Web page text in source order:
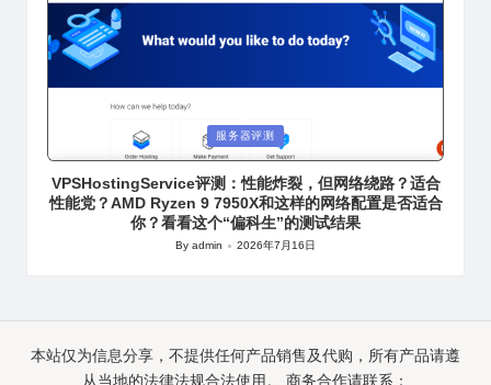
in
服务器评测
VPSHostingService评测：性能炸裂，但网络绕路？适合
性能党？AMD Ryzen 9 7950X和这样的网络配置是否适合
你？看看这个“偏科生”的测试结果
Posted
Byadmin 2026年7月16日
本站仅为信息分享，不提供任何产品销售及代购，所有产品请遵
从当地的法律法规合法使用。 商务合作请联系：